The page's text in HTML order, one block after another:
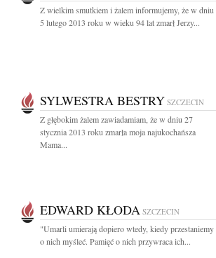
Z wielkim smutkiem i żalem informujemy, że w dniu
5 lutego 2013 roku w wieku 94 lat zmarł Jerzy...
SYLWESTRA BESTRY SZCZECIN
Z głębokim żalem zawiadamiam, że w dniu 27
stycznia 2013 roku zmarła moja najukochańsza
Mama...
EDWARD KŁODA SZCZECIN
"Umarli umierają dopiero wtedy, kiedy przestaniemy
o nich myśleć. Pamięć o nich przywraca ich...